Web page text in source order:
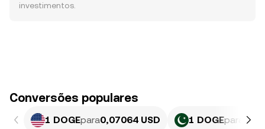
investimentos.
Conversões populares
1 DOGEpara0,07064 USD 1 DOGEpara